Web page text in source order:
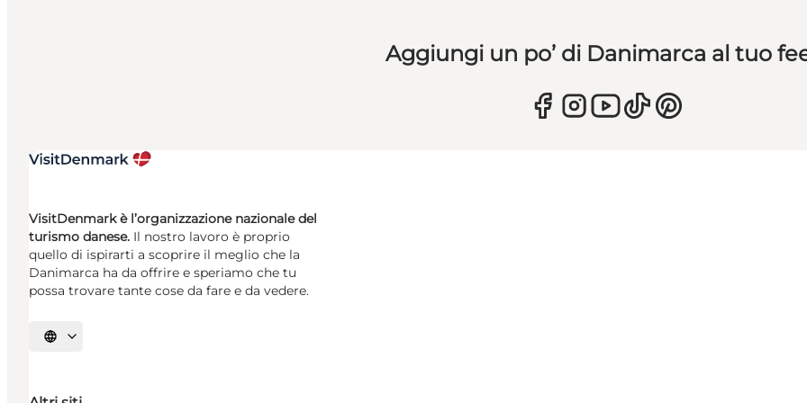
Aggiungi un po’ di Danimarca al tuo
VisitDenmark è l’organizzazione nazionale del
turismo danese. Il nostro lavoro è proprio
quello di ispirarti a scoprire il meglio che la
Danimarca ha da offrire e speriamo che tu
possa trovare tante cose da fare e da vedere.
Seleziona la lingua